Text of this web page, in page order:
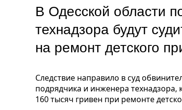
В Одесской области
технадзора будут
на ремонт детского
Следствие направило в суд
подрядчика и инженера
160 тысяч гривен при ремонте